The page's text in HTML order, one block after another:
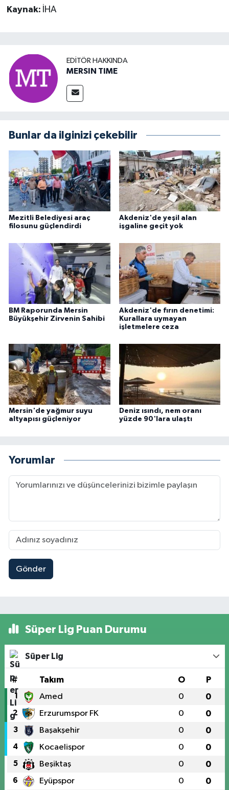
Kaynak: İHA
EDITÖR HAKKINDA
MERSIN TIME
Bunlar da ilginizi çekebilir
Mezitli Belediyesi araç
filosunu güçlendirdi
Akdeniz'de yeşil alan
işgaline geçit yok
BM Raporunda Mersin
Büyükşehir Zirvenin Sahibi
Akdeniz'de fırın denetimi:
Kurallara uymayan
işletmelere ceza
Mersin'de yağmur suyu
altyapısı güçleniyor
Deniz ısındı, nem oranı
yüzde 90'lara ulaştı
Yorumlar
Gönder
Süper Lig Puan Durumu
Süper Lig
# Takım O P
1 Amed 0 0
2 Erzurumspor FK 0 0
3 Başakşehir 0 0
4 Kocaelispor 0 0
5 Beşiktaş 0 0
6 Eyüpspor 0 0